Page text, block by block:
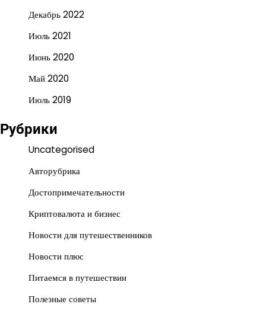
Декабрь 2022
Июль 2021
Июнь 2020
Май 2020
Июль 2019
Рубрики
Uncategorised
Авторубрика
Достопримечательности
Криптовалюта и бизнес
Новости для путешественников
Новости плюс
Питаемся в путешествии
Полезные советы